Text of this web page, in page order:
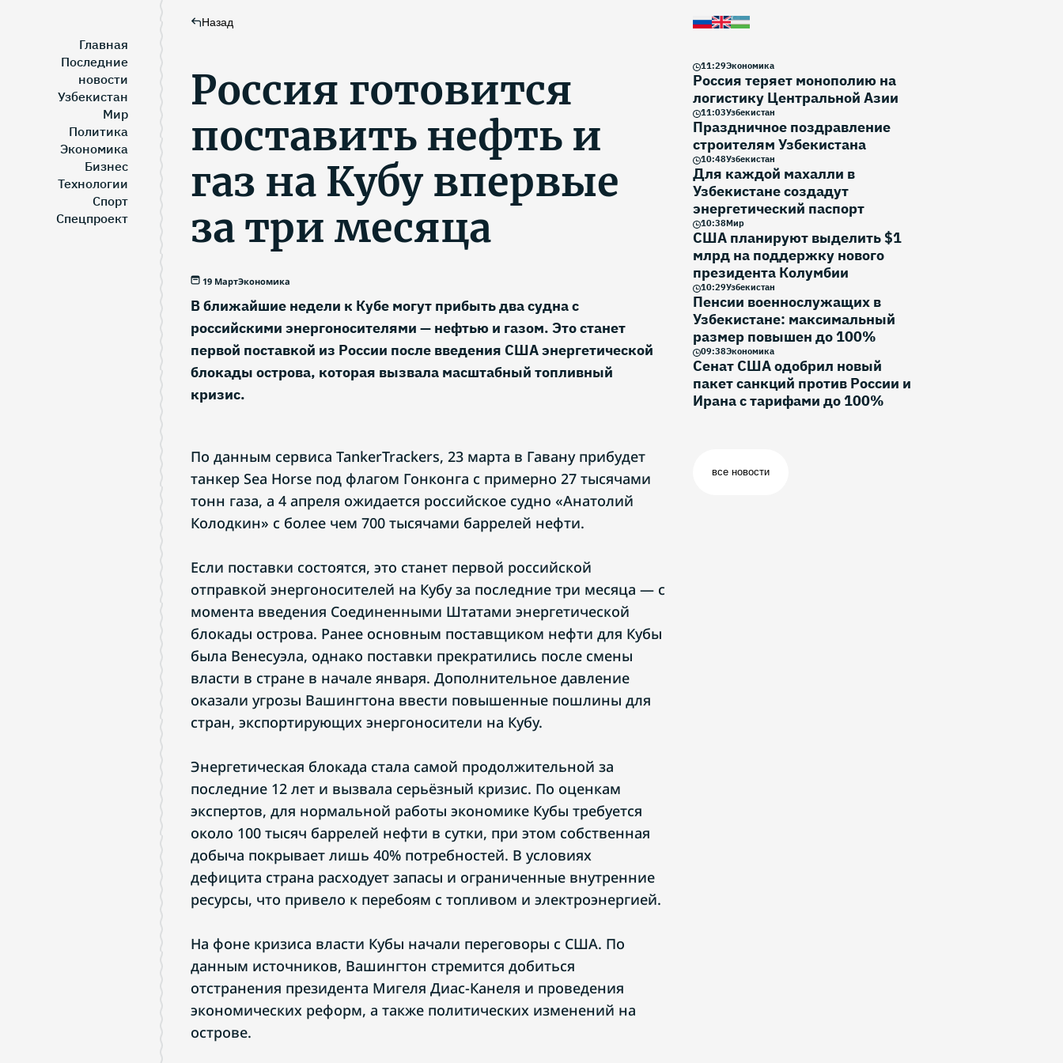
Главная
Последние
новости
Узбекистан
Мир
Политика
Экономика
Бизнес
Технологии
Спорт
Спецпроект
Назад
Россия готовится
поставить нефть и
газ на Кубу впервые
за три месяца
19 МартЭкономика
В ближайшие недели к Кубе могут прибыть два судна с
российскими энергоносителями — нефтью и газом. Это станет
первой поставкой из России после введения США энергетической
блокады острова, которая вызвала масштабный топливный
кризис.
По данным сервиса TankerTrackers, 23 марта в Гавану прибудет
танкер Sea Horse под флагом Гонконга с примерно 27 тысячами
тонн газа, а 4 апреля ожидается российское судно «Анатолий
Колодкин» с более чем 700 тысячами баррелей нефти.
Если поставки состоятся, это станет первой российской
отправкой энергоносителей на Кубу за последние три месяца — с
момента введения Соединенными Штатами энергетической
блокады острова. Ранее основным поставщиком нефти для Кубы
была Венесуэла, однако поставки прекратились после смены
власти в стране в начале января. Дополнительное давление
оказали угрозы Вашингтона ввести повышенные пошлины для
стран, экспортирующих энергоносители на Кубу.
Энергетическая блокада стала самой продолжительной за
последние 12 лет и вызвала серьёзный кризис. По оценкам
экспертов, для нормальной работы экономике Кубы требуется
около 100 тысяч баррелей нефти в сутки, при этом собственная
добыча покрывает лишь 40% потребностей. В условиях
дефицита страна расходует запасы и ограниченные внутренние
ресурсы, что привело к перебоям с топливом и электроэнергией.
На фоне кризиса власти Кубы начали переговоры с США. По
данным источников, Вашингтон стремится добиться
отстранения президента Мигеля Диас-Канеля и проведения
экономических реформ, а также политических изменений на
острове.
11:29Экономика
Россия теряет монополию на
логистику Центральной Азии
11:03Узбекистан
Праздничное поздравление
строителям Узбекистана
10:48Узбекистан
Для каждой махалли в
Узбекистане создадут
энергетический паспорт
10:38Мир
США планируют выделить $1
млрд на поддержку нового
президента Колумбии
10:29Узбекистан
Пенсии военнослужащих в
Узбекистане: максимальный
размер повышен до 100%
09:38Экономика
Сенат США одобрил новый
пакет санкций против России и
Ирана с тарифами до 100%
все новости